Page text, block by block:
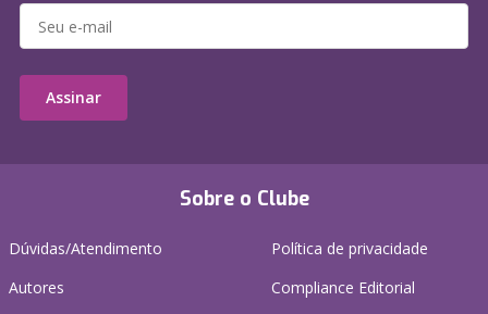
Sobre o Clube
Dúvidas/Atendimento
Autores
Política de privacidade
Compliance Editorial
Assinar